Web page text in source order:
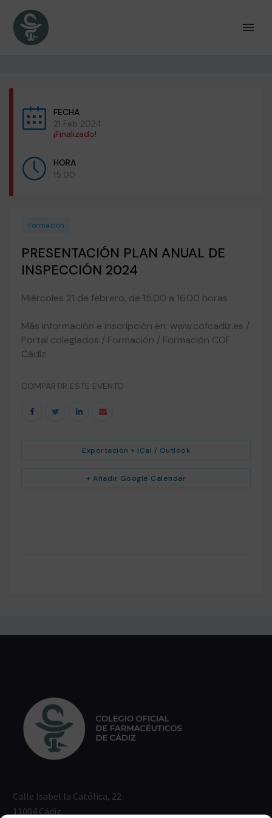
FECHA
21 Feb 2024
¡Finalizado!
HORA
15:00
Formación
PRESENTACIÓN PLAN ANUAL DE
INSPECCIÓN 2024
Miércoles 21 de febrero, de 15.00 a 16.00 horas
Más información e inscripción en: www.cofcadiz.es /
Portal colegiados / Formación / Formación COF
Cádiz
COMPARTIR ESTE EVENTO
+ Añadir Google Calendar
Exportación + iCal / Outlook
Calle Isabel la Católica, 22
11004 Cádiz